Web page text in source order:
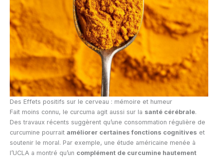
Des Effets positifs sur le cerveau : mémoire et humeur
Fait moins connu, le curcuma agit aussi sur la santé cérébrale.
Des travaux récents suggèrent qu’une consommation régulière de
curcumine pourrait améliorer certaines fonctions cognitives et
soutenir le moral. Par exemple, une étude américaine menée à
l’UCLA a montré qu’un complément de curcumine hautement